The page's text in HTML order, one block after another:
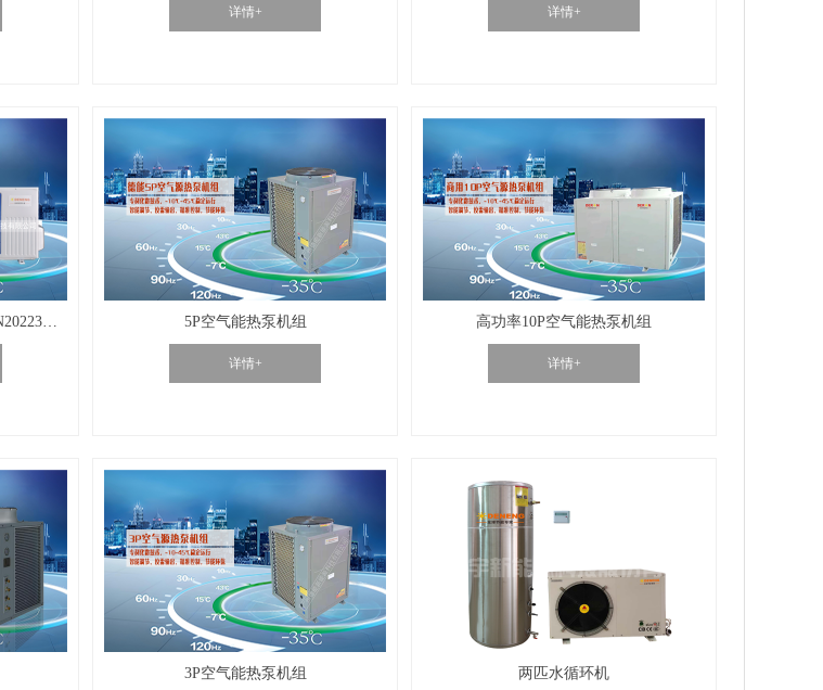
详情+ 详情+
家用热泵（DE004）申请号：CN202230122053.6 5P空气能热泵机组
详情+
高功率10P空气能热泵机组
详情+
3P空气能热泵机组 两匹水循环机